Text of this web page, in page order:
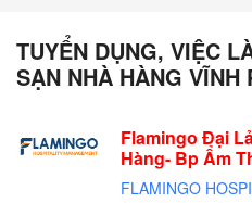
TUYỂN DỤNG, VIỆC
SẠN NHÀ HÀNG VĨNH
Flamingo Đại
Hàng- Bp Ẩm
FLAMINGO